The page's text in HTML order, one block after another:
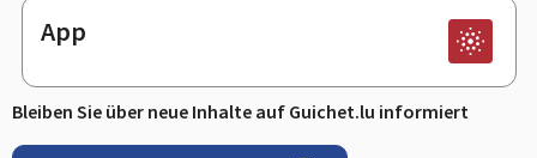
App
Bleiben Sie über neue Inhalte auf Guichet.lu informiert